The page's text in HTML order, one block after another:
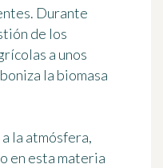
Durante
de los
a unos
la biomasa
la atmósfera,
en esta materia